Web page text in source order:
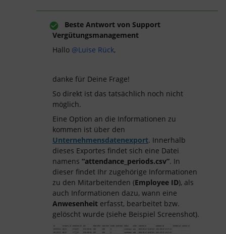
Beste Antwort von Support
Vergütungsmanagement
Hallo @Luise Rück,
danke für Deine Frage!
So direkt ist das tatsächlich noch nicht
möglich.
Eine Option an die Informationen zu
kommen ist über den
Unternehmensdatenexport. Innerhalb
dieses Exportes findet sich eine Datei
namens “attendance_periods.csv”. In
dieser findet Ihr zugehörige Informationen
zu den Mitarbeitenden (Employee ID), als
auch Informationen dazu, wann eine
Anwesenheit erfasst, bearbeitet bzw.
gelöscht wurde (siehe Beispiel Screenshot).